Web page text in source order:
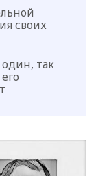
своих
так